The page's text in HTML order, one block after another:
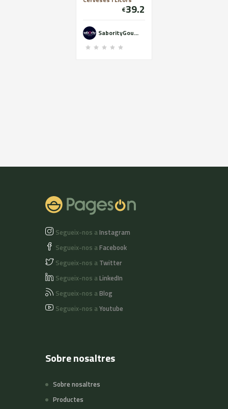
han utilizado maltas
y lúpulos checos
como el saaz para
ofrecer una cerveza
€39.2
SaborityGourmet
Segueix-nos aInstagram
Segueix-nos aFacebook
Segueix-nos a Twitter
Segueix-nos aLinkedIn
Segueix-nos aBlog
Segueix-nos aYoutube
Sobre nosaltres
Sobre nosaltres
Productes